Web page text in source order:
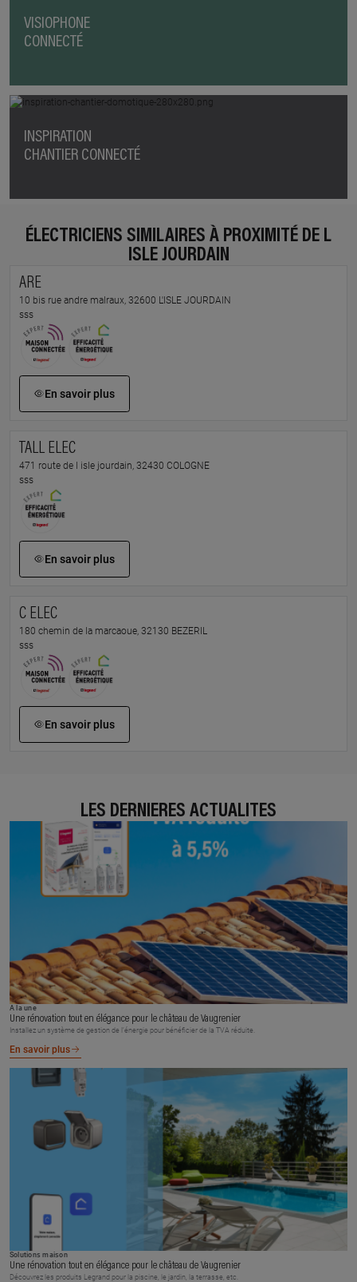
VISIOPHONE
CONNECTÉ
INSPIRATION
CHANTIER CONNECTÉ
ÉLECTRICIENS SIMILAIRES À PROXIMITÉ DE L
ISLE JOURDAIN
ARE
10 bis rue andre malraux, 32600 L'ISLE JOURDAIN
sss
En savoir plus
TALL ELEC
471 route de l isle jourdain, 32430 COLOGNE
sss
En savoir plus
C ELEC
180 chemin de la marcaoue, 32130 BEZERIL
sss
En savoir plus
LES DERNIÈRES ACTUALITÉS
À la une
Une rénovation tout en élégance pour le château de Vaugrenier
Installez un système de gestion de l’énergie pour bénéficier de la TVA réduite.
En savoir plus
Solutions maison
Une rénovation tout en élégance pour le château de Vaugrenier
Découvrez les produits Legrand pour la piscine, le jardin, la terrasse, etc.